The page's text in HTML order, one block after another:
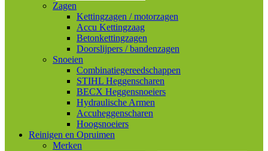
Zagen
Kettingzagen / motorzagen
Accu Kettingzaag
Betonkettingzagen
Doorslijpers / bandenzagen
Snoeien
Combinatiegereedschappen
STIHL Heggenscharen
BECX Heggensnoeiers
Hydraulische Armen
Accuheggenscharen
Hoogsnoeiers
Reinigen en Opruimen
Merken